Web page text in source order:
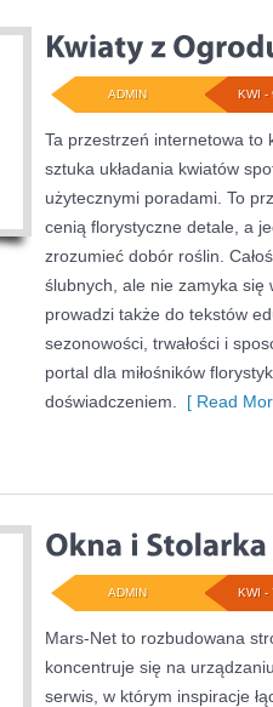
KWI -
ADMIN
Ta przestrzeń internetowa to
sztuka układania kwiatów
użytecznymi poradami. To
cenią florystyczne detale, a
zrozumieć dobór roślin.
ślubnych, ale nie zamyka się
prowadzi także do tekstów
sezonowości, trwałości i
portal dla miłośników
doświadczeniem.
[ Read
KWI -
ADMIN
Mars-Net to rozbudowana
koncentruje się na
serwis, w którym inspiracje